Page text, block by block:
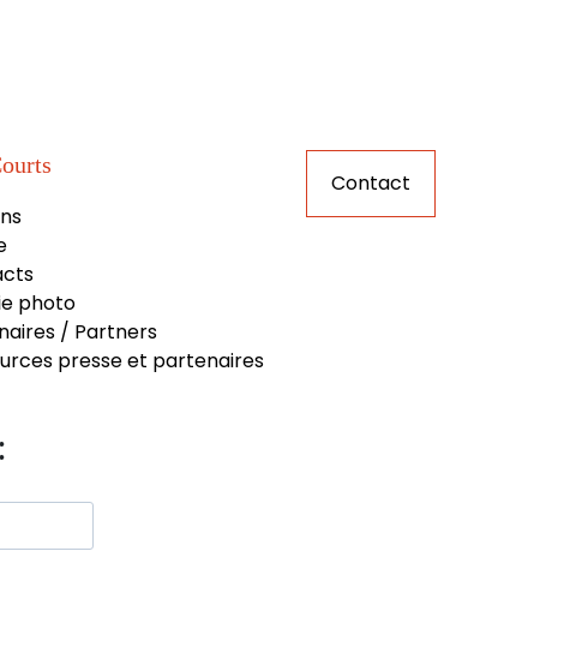
photo
/ Partners
presse et partenaires
Contact